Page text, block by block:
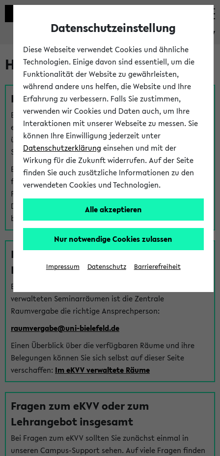
eKVV
Hilfe & Kontakt
Fragen zu einzelnen Veranstaltungen
Bei inhaltlichen und organisatorischen Fragen zu
einzelnen Veranstaltungen finden Sie Ansprechpersonen
über denFragen-Link bei jeder Veranstaltung. Der BIS
Support kann hier meist keine direkte Hilfe leisten.
Bei Veranstaltungen mit eKVV Teilnahmemanagement
finden Sie eine Auskunft über die Personen, die Ihre
Platzzuteilung im eKVV eingetragen haben, auf der
Detailseite zum Teilnahmemanagement der
betreffenden Veranstaltung.
Fragen zu im eKVV verwalteten
Räumen
Bei Fragen zur Vergabe von Hörsälen und vom eKVV
verwalteten Seminarräumen ist die Zentrale
Raumvergabe die richtige Ansprechperson:
raumvergabe@uni-bielefeld.de
Einen Überblick über die verfügbaren Räume und ihre
Belegungen können Sie sich selbst auf dieser Seite
verschaffen: Im eKVV verwaltete Räume
Fragen zum eKVV oder zum
Lehrangebot insgesamt
Bei Fragen zum eKVV sollten Sie zunächst einmal in
unseren Campus-Support sehen. Auf viele Fragen finden
Datenschutzeinstellung
Diese Webseite verwendet Cookies und ähnliche
Technologien. Einige davon sind essentiell, um die
Funktionalität der Website zu gewährleisten,
während andere uns helfen, die Website und Ihre
Erfahrung zu verbessern. Falls Sie zustimmen,
verwenden wir Cookies und Daten auch, um Ihre
Interaktionen mit unserer Webseite zu messen. Sie
können Ihre Einwilligung jederzeit unter
Datenschutzerklärung einsehen und mit der
Wirkung für die Zukunft widerrufen. Auf der Seite
finden Sie auch zusätzliche Informationen zu den
verwendeten Cookies und Technologien.
Alle akzeptieren
Nur notwendige Cookies zulassen
Impressum Datenschutz Barrierefreiheit